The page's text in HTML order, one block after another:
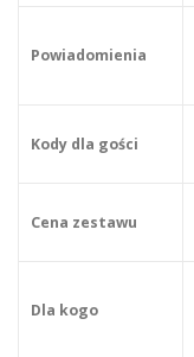
Powiadomienia
Kody dla gości
Cena zestawu
Dla kogo